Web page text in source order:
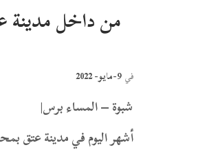
من داخل مدينة
في 9-مايو- 2022
شبوة – المساء برس|
أشهر اليوم في مدينة عتق